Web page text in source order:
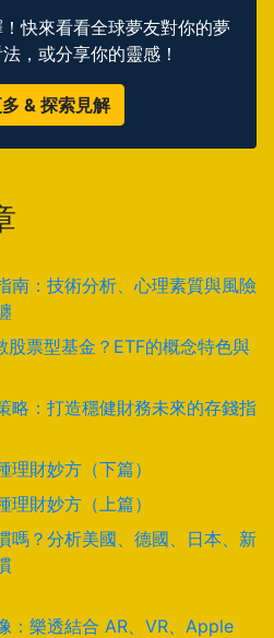
快來看看全球夢友對你的夢
，或分享你的靈感！
& 探索見解
南：技術分析、心理素質與風險
股票型基金？ETF的概念特色與
略：打造穩健財務未來的存錢指
理財妙方（下篇）
理財妙方（上篇）
嗎？分析美國、德國、日本、新
：樂透結合 AR、VR、Apple